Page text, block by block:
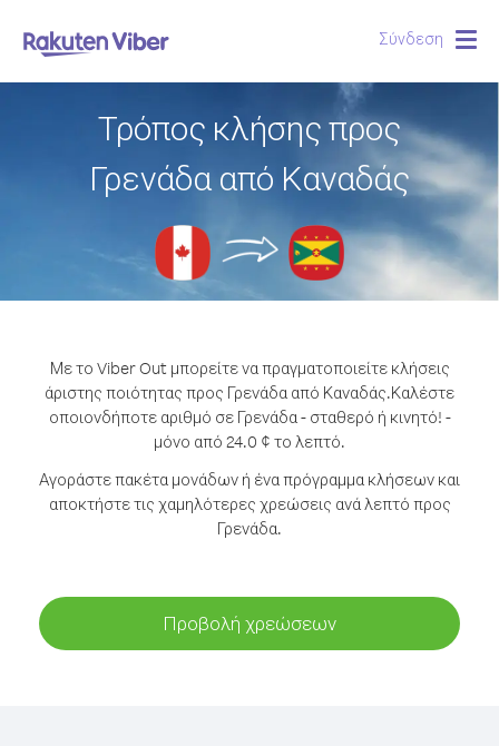
Σύνδεση
Τρόπος κλήσης προς
Γρενάδα από Καναδάς
Με το Viber Out μπορείτε να πραγματοποιείτε κλήσεις
άριστης ποιότητας προς Γρενάδα από Καναδάς.Καλέστε
οποιονδήποτε αριθμό σε Γρενάδα - σταθερό ή κινητό! -
μόνο από 24.0 ¢ το λεπτό.
Αγοράστε πακέτα μονάδων ή ένα πρόγραμμα κλήσεων και
αποκτήστε τις χαμηλότερες χρεώσεις ανά λεπτό προς
Γρενάδα.
Προβολή χρεώσεων